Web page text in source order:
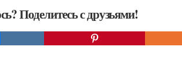
Поделитесь с друзьями!